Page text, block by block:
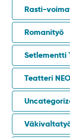
Rasti-
Romanityö
Setlementti
Teatteri